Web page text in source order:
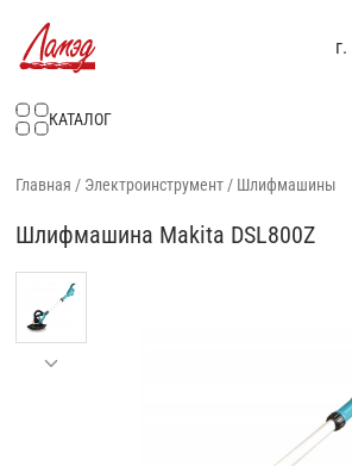
КАТАЛОГ
Главная / Электроинструмент / Шлифмашины
Шлифмашина Makita DSL800Z